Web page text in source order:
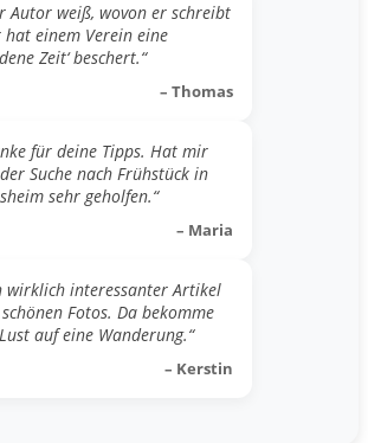
Autor weiß, wovon er schreibt
hat einem Verein eine
Zeit‘ beschert.“
– Thomas
für deine Tipps. Hat mir
Suche nach Frühstück in
sehr geholfen.“
– Maria
wirklich interessanter Artikel
Fotos. Da bekomme
auf eine Wanderung.“
– Kerstin